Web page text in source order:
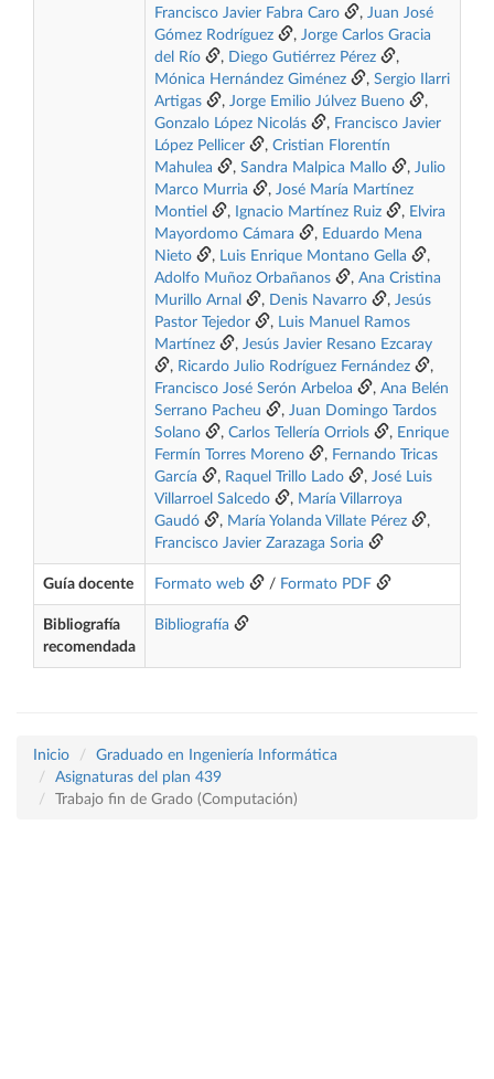
Francisco Javier Fabra Caro
, Juan José
Gómez Rodríguez
, Jorge Carlos Gracia
del Río
, Diego Gutiérrez Pérez
,
Mónica Hernández Giménez
, Sergio Ilarri
Artigas
, Jorge Emilio Júlvez Bueno
,
Gonzalo López Nicolás
, Francisco Javier
López Pellicer
, Cristian Florentín
Mahulea
, Sandra Malpica Mallo , Julio
Marco Murria
, José María Martínez
Montiel
, Ignacio Martínez Ruiz , Elvira
Mayordomo Cámara
, Eduardo Mena
Nieto
, Luis Enrique Montano Gella
,
Adolfo Muñoz Orbañanos
, Ana Cristina
Murillo Arnal
, Denis Navarro , Jesús
Pastor Tejedor
, Luis Manuel Ramos
Martínez
, Jesús Javier Resano Ezcaray
, Ricardo Julio Rodríguez Fernández
,
Francisco José Serón Arbeloa
, Ana Belén
Serrano Pacheu
, Juan Domingo Tardos
Solano
, Carlos Tellería Orriols , Enrique
Fermín Torres Moreno
, Fernando Tricas
García
, Raquel Trillo Lado , José Luis
Villarroel Salcedo
, María Villarroya
Gaudó
, María Yolanda Villate Pérez
,
Francisco Javier Zarazaga Soria
Guía docente Formato web / Formato PDF
Bibliografía
recomendada
Bibliografía
Inicio
Graduado en Ingeniería Informática
Asignaturas del plan 439
Trabajo fin de Grado (Computación)